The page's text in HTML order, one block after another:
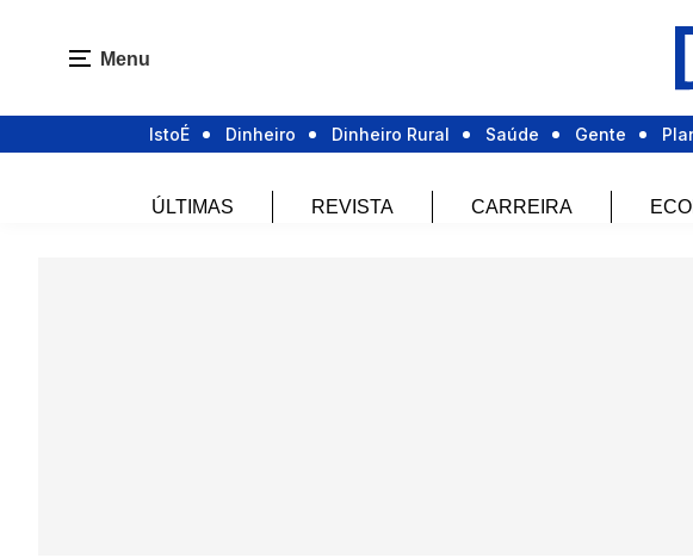
Menu
IstoÉ Dinheiro Dinheiro Rural Saúde Gente
ÚLTIMAS REVISTA CARREIRA